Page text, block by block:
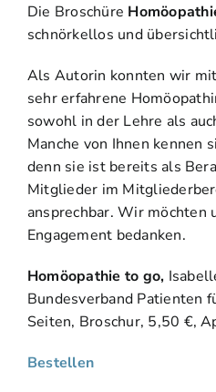
Die Broschüre
schnörkellos und
Als Autorin konnten wir
sehr erfahrene
sowohl in der Lehre als
Manche von Ihnen kennen
denn sie ist bereits als
Mitglieder im
ansprechbar. Wir möchten
Engagement bedanken.
Homöopathie to go,
Bundesverband Patienten
Seiten, Broschur, 5,50 €,
Bestellen